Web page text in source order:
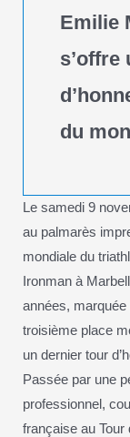
Emilie
s’offre
du
Le samedi 9
au palmarès
mondiale du
Ironman à
années,
troisième place
un dernier tour
Passée par une
professionnel,
française au